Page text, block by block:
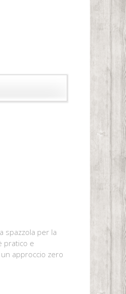
spazzola per la
pratico e
approccio zero